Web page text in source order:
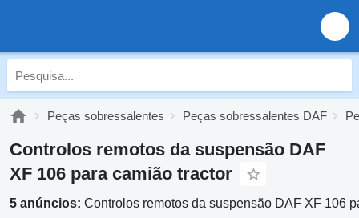
Peças sobressalentes Peças sobressalentes DAF
Controlos remotos da suspensão DAF
XF 106 para camião tractor
5 anúncios: Controlos remotos da suspensão DAF XF 106